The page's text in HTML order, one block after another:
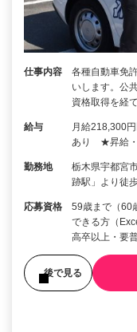
仕事内容
各種自動車免
いします。公
資格取得を経
給与
月給218,300
あり ★昇給
勤務地
栃木県宇都宮
跡駅」より徒
応募資格
59歳まで（60
できる方（
高卒以上・要
後で見る